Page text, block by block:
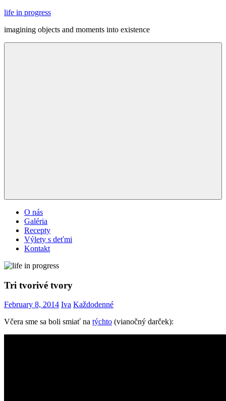
Skip
content
life in progress
imagining objects and moments into existence
O nás
Galéria
Recepty
Výlety s deťmi
Kontakt
Tri tvorivé tvory
February 8, 2014 Iva Každodenné
Včera sme sa boli smiať na týchto (vianočný darček):